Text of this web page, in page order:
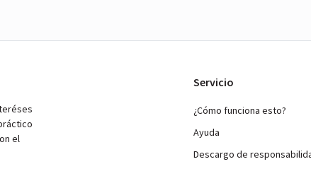
el
Servicio
¿Cómo funciona esto?
Ayuda
Descargo de